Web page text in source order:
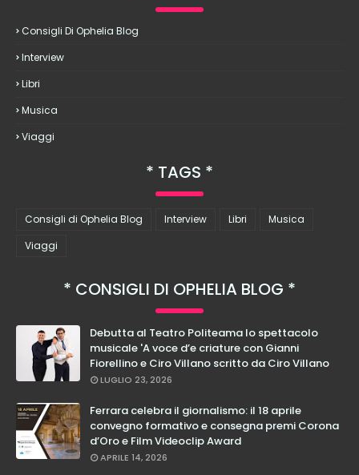
Consigli Di Ophelia Blog
Interview
Libri
Musica
Viaggi
TAGS
Consigli di Ophelia Blog Interview Libri
Musica
Viaggi
CONSIGLI DI OPHELIA BLOG
Debutta al Teatro Politeama lo spettacolo
musicale 'A voce d’e criature con Gianni
Fiorellino e Ciro Villano scritto da Ciro Villano
LUGLIO 23, 2026
Ferrara celebra il giornalismo: il 18 aprile
convegno formativo e consegna premi Corona
d’Oro e Film Videoclip Award
APRILE 14, 2026